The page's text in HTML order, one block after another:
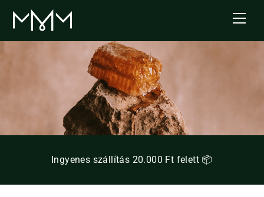
Ingyenes szállítás 20.000 Ft felett 📦